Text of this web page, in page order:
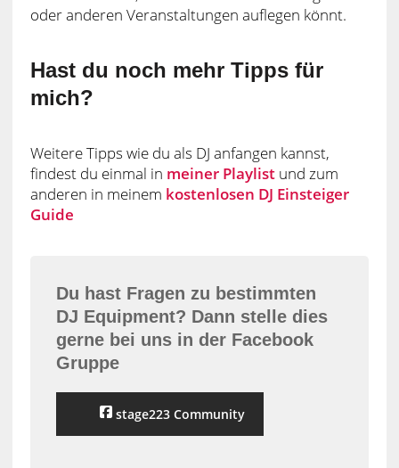
oder anderen Veranstaltungen auflegen könnt.
Hast du noch mehr Tipps für
mich?
Weitere Tipps wie du als DJ anfangen kannst,
findest du einmal in meiner Playlistund zum
anderen in meinem kostenlosen DJ Einsteiger
Guide
Du hast Fragen zu bestimmten
DJ Equipment? Dann stelle dies
gerne bei uns in der Facebook
Gruppe
stage223 Community